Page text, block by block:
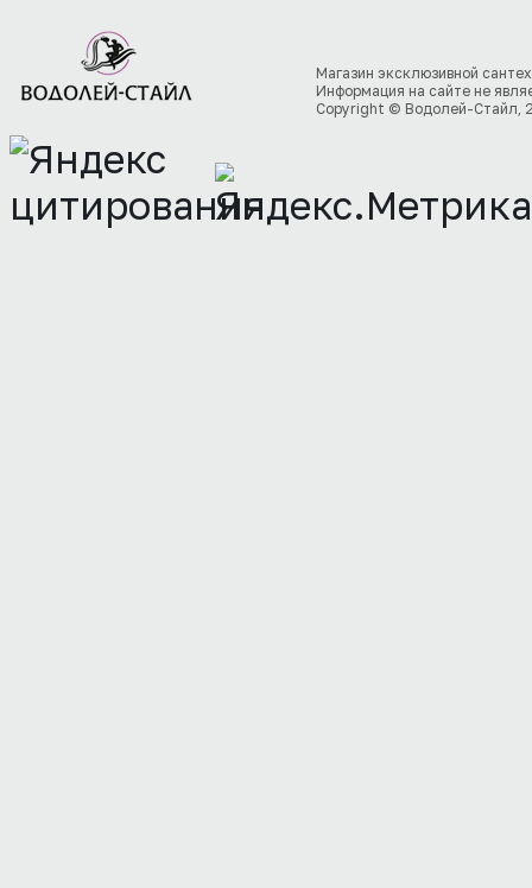
Магазин эксклюзивной
Информация на сайте не
Copyright © Водолей-Стайл,